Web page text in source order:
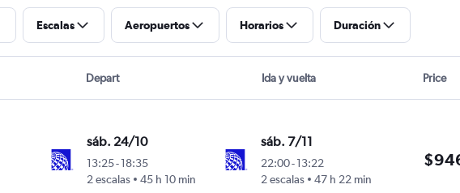
Escalas Aeropuertos Horarios Duración
Depart Ida y vuelta Price
Johannesburgo-Oliver Reginald Tambo
sáb. 24/10
13:25-18:35
2 escalas
45 h 10 min
sáb. 7/11
22:00-13:22
2 escalas
47 h 22 min